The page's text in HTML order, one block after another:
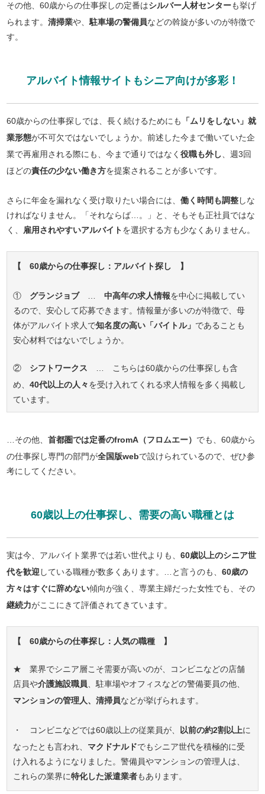
その他、60歳からの仕事探しの定番はシルバー人材センターも挙げ
られます。清掃業や、駐車場の警備員などの斡旋が多いのが特徴で
す。
アルバイト情報サイトもシニア向けが多彩！
60歳からの仕事探しでは、長く続けるためにも
「ムリをしない」就
業形態が不可欠ではないでしょうか。前述した今まで働いていた企
業で再雇用される際にも、今まで通りではなく役職も外し、週3回
ほどの責任の少ない働き方を提案されることが多いです。
さらに年金を漏れなく受け取りたい場合には、働く時間も調整しな
ければなりません。「それならば…。」と、そもそも正社員ではな
く、 雇用されやすいアルバイトを選択する方も少なくありません。
【 60歳からの仕事探し：アルバイト探し 】
① グランジョブ…中高年の求人情報を中心に掲載してい
るので、安心して応募できます。情報量が多いのが特徴で、母
体がアルバイト求人で知名度の高い「バイトル」 であることも
安心材料ではないでしょうか。
② シフトワークス … こちらは60歳からの仕事探しも含
め、40代以上の人々を受け入れてくれる求人情報を多く掲載し
ています。
…その他、首都圏では定番のfromA（フロムエー） でも、60歳から
の仕事探し専門の部門が全国版webで設けられているので、ぜひ参
考にしてください。
60歳以上の仕事探し、需要の高い職種とは
実は今、アルバイト業界では若い世代よりも、60歳以上のシニア世
代を歓迎している職種が数多くあります。…と言うのも、60歳の
方々はすぐに辞めない傾向が強く、専業主婦だった女性でも、その
継続力がここにきて評価されてきています。
【 60歳からの仕事探し：人気の職種 】
★ 業界でシニア層こそ需要が高いのが、コンビニなどの店舗
店員や介護施設職員、駐車場やオフィスなどの警備要員の他、
マンションの管理人、清掃員などが挙げられます。
・ コンビニなどでは60歳以上の従業員が、 以前の約2割以上に
なったとも言われ、 マクドナルドでもシニア世代を積極的に受
け入れるようになりました。警備員やマンションの管理人は、
これらの業界に特化した派遣業者もあります。